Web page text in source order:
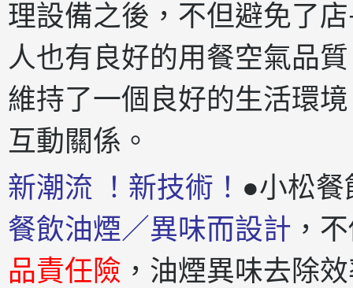
理設備之後，不但避免了
人也有良好的用餐空氣品
維持了一個良好的生活環
互動關係。
新潮流 ！新技術！ ●小松餐
餐飲油煙／異味而設計 ，
品責任險 ，油煙異味去除